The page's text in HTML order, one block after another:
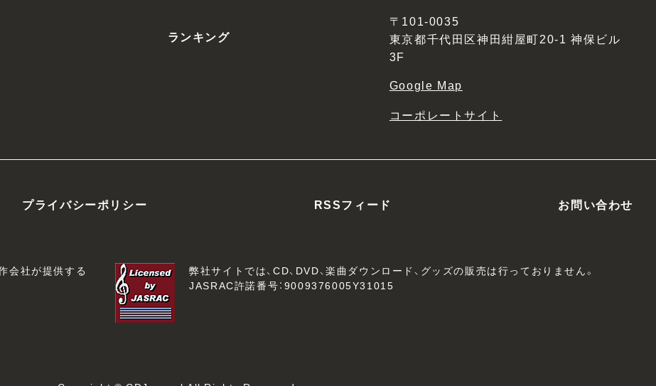
ランキング
〒101-0035
東京都千代田区神田紺屋町20-1 神保ビル
3F
Google Map
コーポレートサイト
プライバシーポリシー RSSフィード お問い合わせ
会社が提供する
弊社サイトでは、CD、DVD、楽曲ダウンロード、グッズの販売は行っておりません。
JASRAC許諾番号：9009376005Y31015